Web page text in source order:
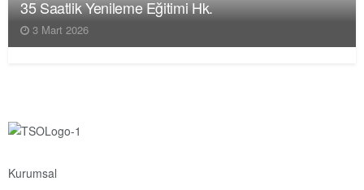
35 Saatlik Yenileme Eğitimi Hk.
3 Mart 2026
Kurumsal